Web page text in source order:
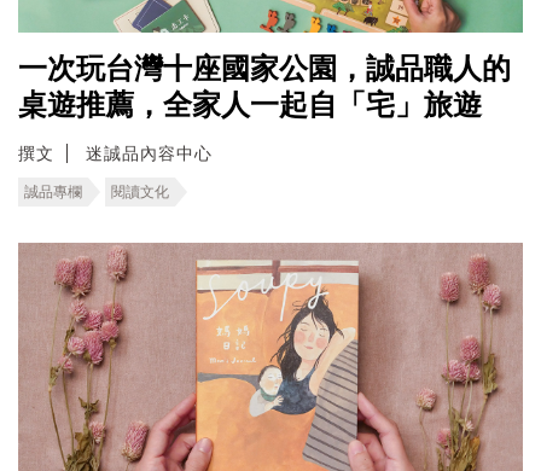
一次玩台灣十座國家公園，誠品職人的
桌遊推薦，全家人一起自「宅」旅遊
撰文 迷誠品內容中心
誠品專欄 閱讀文化